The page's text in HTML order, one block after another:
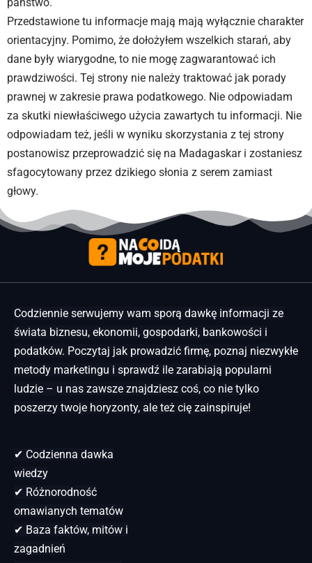
Przedstawione tu informacje mają mają wyłącznie charakter
orientacyjny. Pomimo, że dołożyłem wszelkich starań, aby
dane były wiarygodne, to nie mogę zagwarantować ich
prawdziwości. Tej strony nie należy traktować jak porady
prawnej w zakresie prawa podatkowego. Nie odpowiadam
za skutki niewłaściwego użycia zawartych tu informacji. Nie
odpowiadam też, jeśli w wyniku skorzystania z tej strony
postanowisz przeprowadzić się na Madagaskar i zostaniesz
sfagocytowany przez dzikiego słonia z serem zamiast
głowy.
Codziennie serwujemy wam sporą dawkę informacji ze
świata biznesu, ekonomii, gospodarki, bankowości i
podatków. Poczytaj jak prowadzić firmę, poznaj niezwykłe
metody marketingu i sprawdź ile zarabiają popularni
ludzie – u nas zawsze znajdziesz coś, co nie tylko
poszerzy twoje horyzonty, ale też cię zainspiruje!
✔ Codzienna dawka
wiedzy
✔ Różnorodność
omawianych tematów
✔ Baza faktów, mitów i
zagadnień